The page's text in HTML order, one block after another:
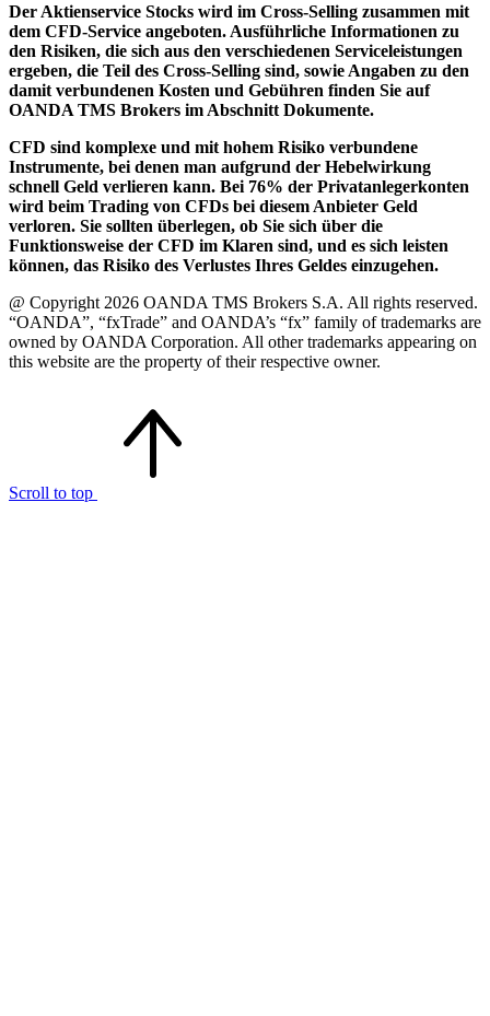
Der Aktienservice Stocks wird im Cross-Selling zusammen mit
dem CFD-Service angeboten. Ausführliche Informationen zu
den Risiken, die sich aus den verschiedenen Serviceleistungen
ergeben, die Teil des Cross-Selling sind, sowie Angaben zu den
damit verbundenen Kosten und Gebühren finden Sie auf
OANDA TMS Brokers im Abschnitt Dokumente.
CFD sind komplexe und mit hohem Risiko verbundene
Instrumente, bei denen man aufgrund der Hebelwirkung
schnell Geld verlieren kann. Bei 76% der Privatanlegerkonten
wird beim Trading von CFDs bei diesem Anbieter Geld
verloren. Sie sollten überlegen, ob Sie sich über die
Funktionsweise der CFD im Klaren sind, und es sich leisten
können, das Risiko des Verlustes Ihres Geldes einzugehen.
@ Copyright 2026 OANDA TMS Brokers S.A. All rights reserved.
“OANDA”, “fxTrade” and OANDA’s “fx” family of trademarks are
owned by OANDA Corporation. All other trademarks appearing on
this website are the property of their respective owner.
Scroll to top